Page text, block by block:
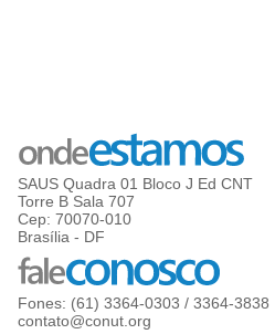
SAUS Quadra 01 Bloco J Ed CNT
Torre B Sala 707
Cep: 70070-010
Brasília - DF
Fones: (61) 3364-0303 / 3364-3838
contato@conut.org